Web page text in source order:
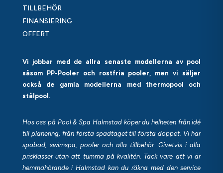
TILLBEHÖR
FINANSIERING
OFFERT
Vi jobbar med de allra senaste modellerna av pool
såsom PP-Pooler och rostfria pooler, men vi säljer
också de gamla modellerna med thermopool och
stålpool.
Hos oss på Pool & Spa Halmstad köper du helheten från idé
till planering, från första spadtaget till första doppet. Vi har
spabad, swimspa, pooler och alla tillbehör. Givetvis i alla
prisklasser utan att tumma på kvalitén. Tack vare att vi är
hemmahörande i Halmstad kan du räkna med den service